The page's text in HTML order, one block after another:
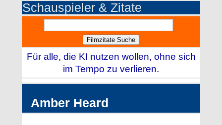
Schauspieler & Zitate
Für alle, die KI nutzen wollen, ohne sich
im Tempo zu verlieren.
Amber Heard